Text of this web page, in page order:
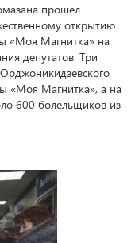
прошел
открытию
«Моя Магнитка» на
депутатов. Три
«Моя Магнитка», а на
600 болельщиков из